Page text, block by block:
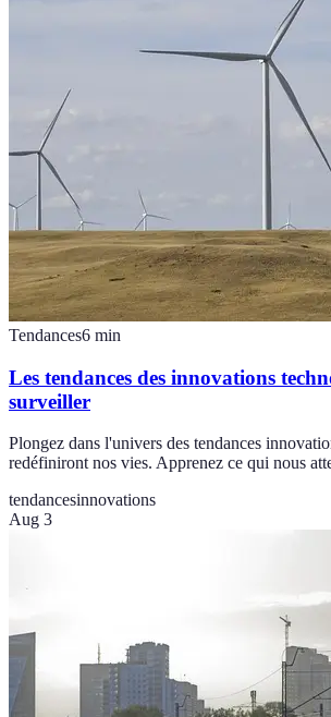
Tendances6 min
Les tendances des innovations
surveiller
Plongez dans l'univers des tendances
redéfiniront nos vies. Apprenez ce qui nous
tendancesinnovations
Aug 3